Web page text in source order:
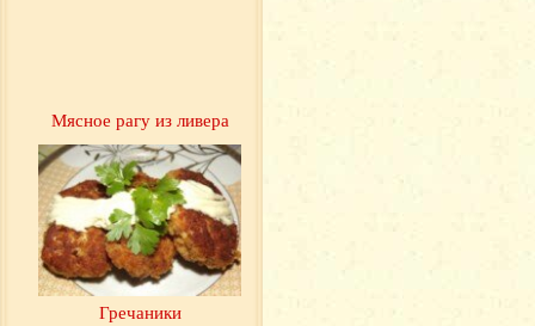
Мясное рагу из ливера
Гречаники